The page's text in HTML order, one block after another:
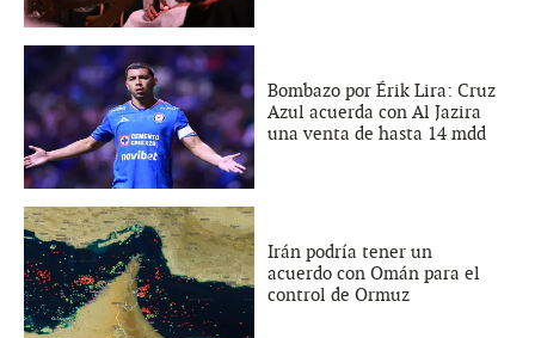
Bombazo por Érik Lira: Cruz
Azul acuerda con Al Jazira
una venta de hasta 14 mdd
Irán podría tener un
acuerdo con Omán para el
control de Ormuz